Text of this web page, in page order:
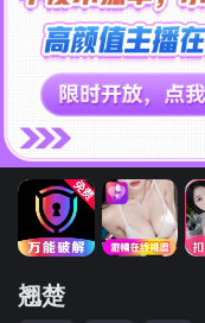
翘楚